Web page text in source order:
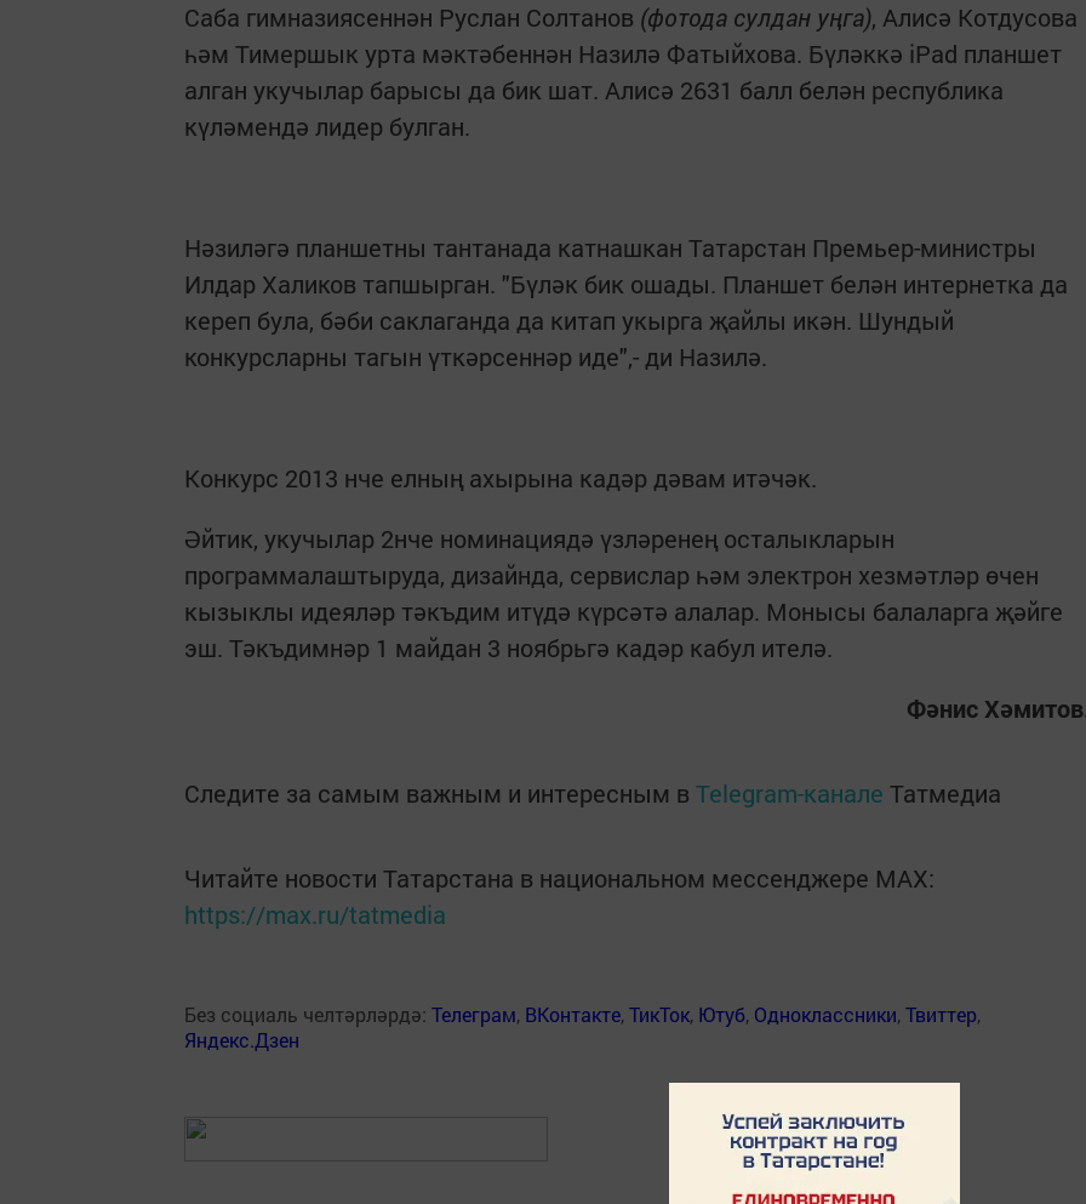
Саба гимназиясеннән Руслан Солтанов (фотода сулдан уңга), Алисә Котдусова
һәм Тимершык урта мәктәбеннән Назилә Фатыйхова. Бүләккә iPad планшет
алган укучылар барысы да бик шат. Алисә 2631 балл белән республика
күләмендә лидер булган.
Нәзиләгә планшетны тантанада катнашкан Татарстан Премьер-министры
Илдар Халиков тапшырган. "Бүләк бик ошады. Планшет белән интернетка да
кереп була, бәби саклаганда да китап укырга җайлы икән. Шундый
конкурсларны тагын үткәрсеннәр иде",- ди Назилә.
Конкурс 2013 нче елның ахырына кадәр дәвам итәчәк.
Әйтик, укучылар 2нче номинациядә үзләренең осталыкларын
программалаштыруда, дизайнда, сервислар һәм электрон хезмәтләр өчен
кызыклы идеяләр тәкъдим итүдә күрсәтә алалар. Монысы балаларга җәйге
эш. Тәкъдимнәр 1 майдан 3 ноябрьгә кадәр кабул ителә.
Фәнис
Следите за самым важным и интересным в Telegram-канале Татмедиа
Читайте новости Татарстана в национальном мессенджере MАХ:
https://max.ru/tatmedia
Без социаль челтәрләрдә: Телеграм, ВКонтакте,ТикТок, Ютуб, Одноклассники,Твиттер,
Яндекс.Дзен